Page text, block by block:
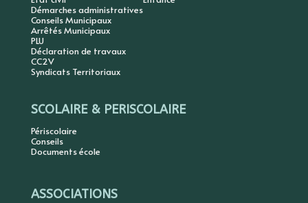
Démarches administratives
Conseils Municipaux
Arrêtés Municipaux
PLU
Déclaration de travaux
CC2V
Syndicats Territoriaux
SCOLAIRE & PERISCOLAIRE
Périscolaire
Conseils
Documents école
ASSOCIATIONS